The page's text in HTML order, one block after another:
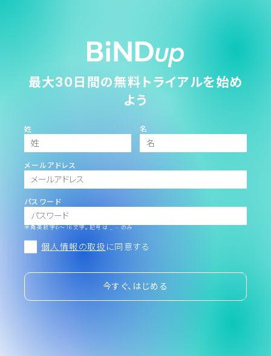
最大30日間の無料トライアルを始め
よう
姓 名
メールアドレス
パスワード
半角英数字6～16文字。記号は _ - のみ
個人情報の取扱 に同意する
今すぐ、はじめる